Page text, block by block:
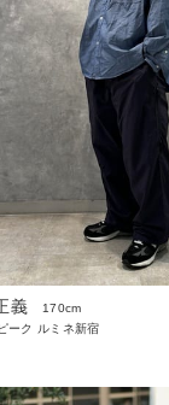
義
170cm
ーク ルミネ新宿